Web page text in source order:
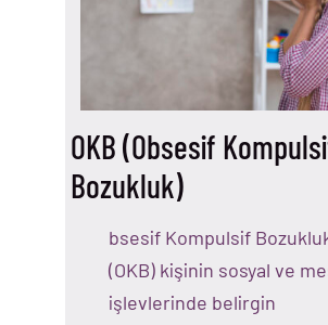
OKB (Obsesif
Bozukluk)
bsesif Kompulsif
(OKB) kişinin sosyal ve
işlevlerinde belirgin